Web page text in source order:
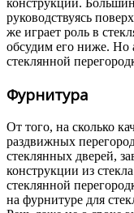
конструкции.
руководствуясь
же играет роль в
обсудим его ниже. Но
стеклянной
Фурнитура
От того, на сколько
раздвижных
стеклянных дверей,
конструкции из
стеклянной
на фурнитуре для